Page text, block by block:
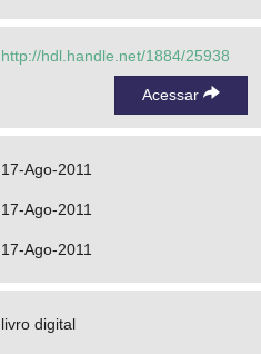
http://hdl.handle.net/1884/25938
Acessar
17-Ago-2011
17-Ago-2011
17-Ago-2011
livro digital